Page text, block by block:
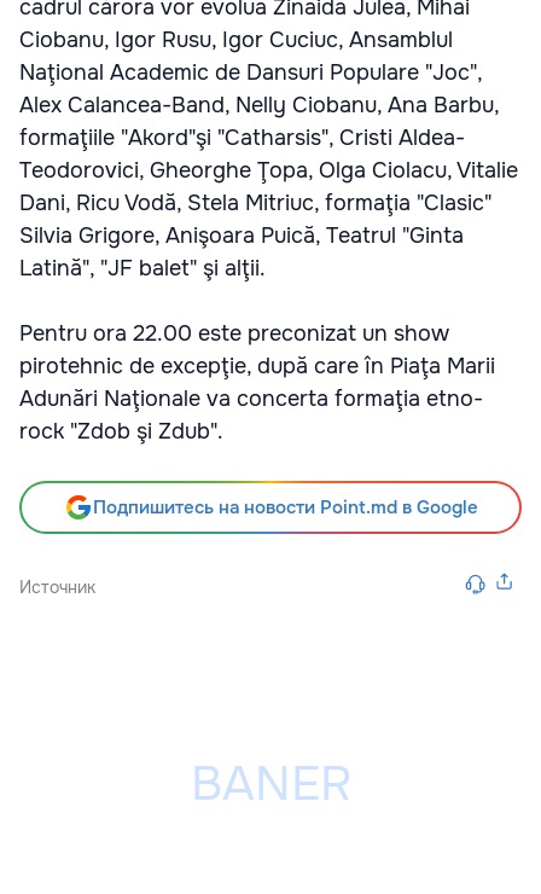
cadrul cărora vor evolua Zinaida Julea, Mihai
Ciobanu, Igor Rusu, Igor Cuciuc, Ansamblul
Naţional Academic de Dansuri Populare "Joc",
Alex Calancea-Band, Nelly Ciobanu, Ana Barbu,
formaţiile "Akord"şi "Catharsis", Cristi Aldea-
Teodorovici, Gheorghe Ţopa, Olga Ciolacu, Vitalie
Dani, Ricu Vodă, Stela Mitriuc, formaţia "Clasic"
Silvia Grigore, Anişoara Puică, Teatrul "Ginta
Latină", "JF balet" şi alţii.
Pentru ora 22.00 este preconizat un show
pirotehnic de excepţie, după care în Piaţa Marii
Adunări Naţionale va concerta formaţia etno-
rock "Zdob şi Zdub".
Подпишитесь на новости Point.md в Google
Источник